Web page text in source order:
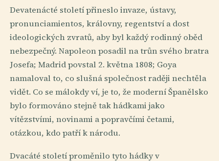
Devatenácté století přineslo invaze, ústavy,
pronunciamientos, královny, regentství a dost
ideologických zvratů, aby byl každý rodinný oběd
nebezpečný. Napoleon posadil na trůn svého bratra
Josefa; Madrid povstal 2. května 1808; Goya
namaloval to, co slušná společnost raději nechtěla
vidět. Co se málokdy ví, je to, že moderní Španělsko
bylo formováno stejně tak hádkami jako
vítězstvími, novinami a popravčími četami,
otázkou, kdo patří k národu.
Dvacáté století proměnilo tyto hádky v